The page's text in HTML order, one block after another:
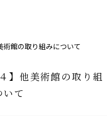
術館の取り組みについて
】他美術館の取り組
いて